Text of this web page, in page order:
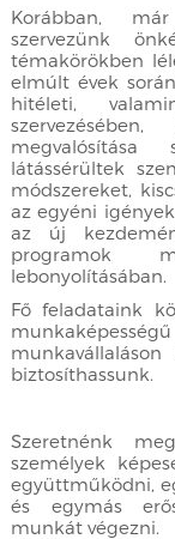
Korábban,
szervezünk
témakörökben
elmúlt évek
hitéleti,
látássérültek
módszereket,
az egyéni
az új
programok
lebonyolításában.
Fő feladataink
biztosíthassunk.
Szeretnénk
személyek
együttműködni,
és egymás
munkát végezni.